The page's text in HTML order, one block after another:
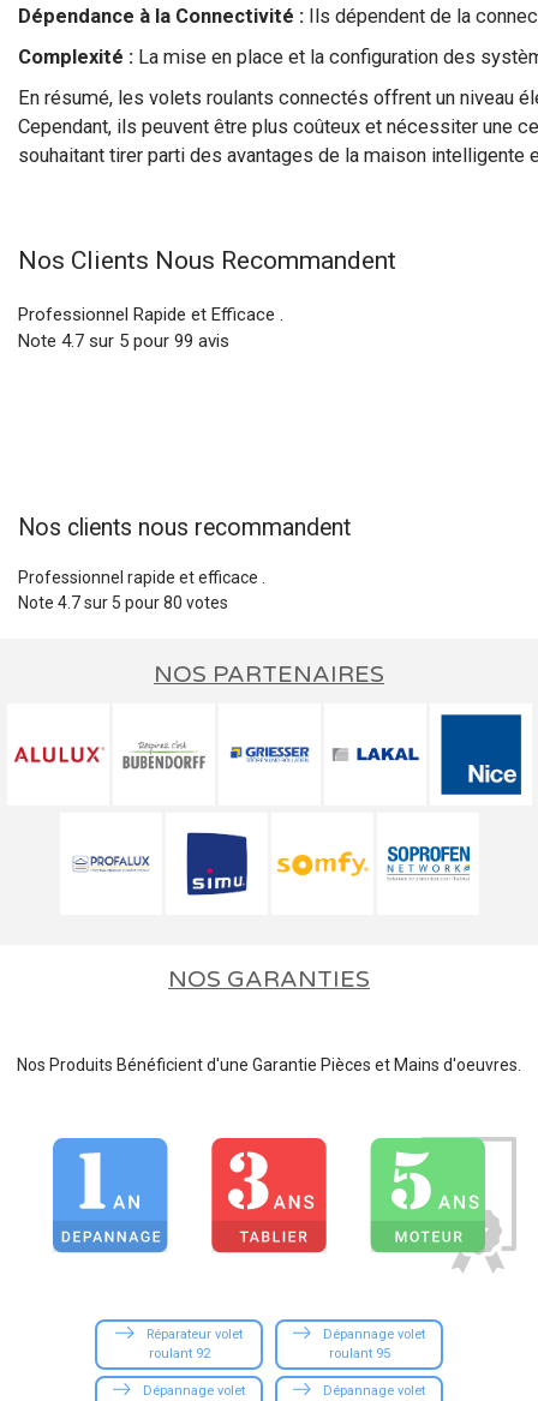
Dépendance à la Connectivité : Ils dépendent de la
Complexité : La mise en place et la configuration des
En résumé, les volets roulants connectés offrent un niveau
Cependant, ils peuvent être plus coûteux et nécessiter une
souhaitant tirer parti des avantages de la maison intelligente
Nos Clients Nous Recommandent
Professionnel Rapide et Efficace .
Note 4.7 sur 5 pour 99 avis
Nos clients nous recommandent
Professionnel rapide et efficace .
Note 4.7sur 5 pour80 votes
NOS PARTENAIRES
NOS GARANTIES
Nos Produits Bénéficient d'une Garantie Pièces et Mains d'oeuvres.
Réparateur volet
roulant 92
Dépannage volet
roulant 95
Dépannage volet
Dépannage volet